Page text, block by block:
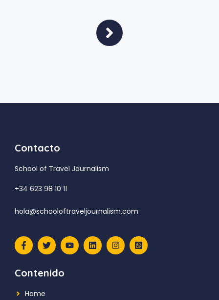
Contacto
School of Travel Journalism
+34 623 98 10 11
hola@schooloftraveljournalism.com
Contenido
Home